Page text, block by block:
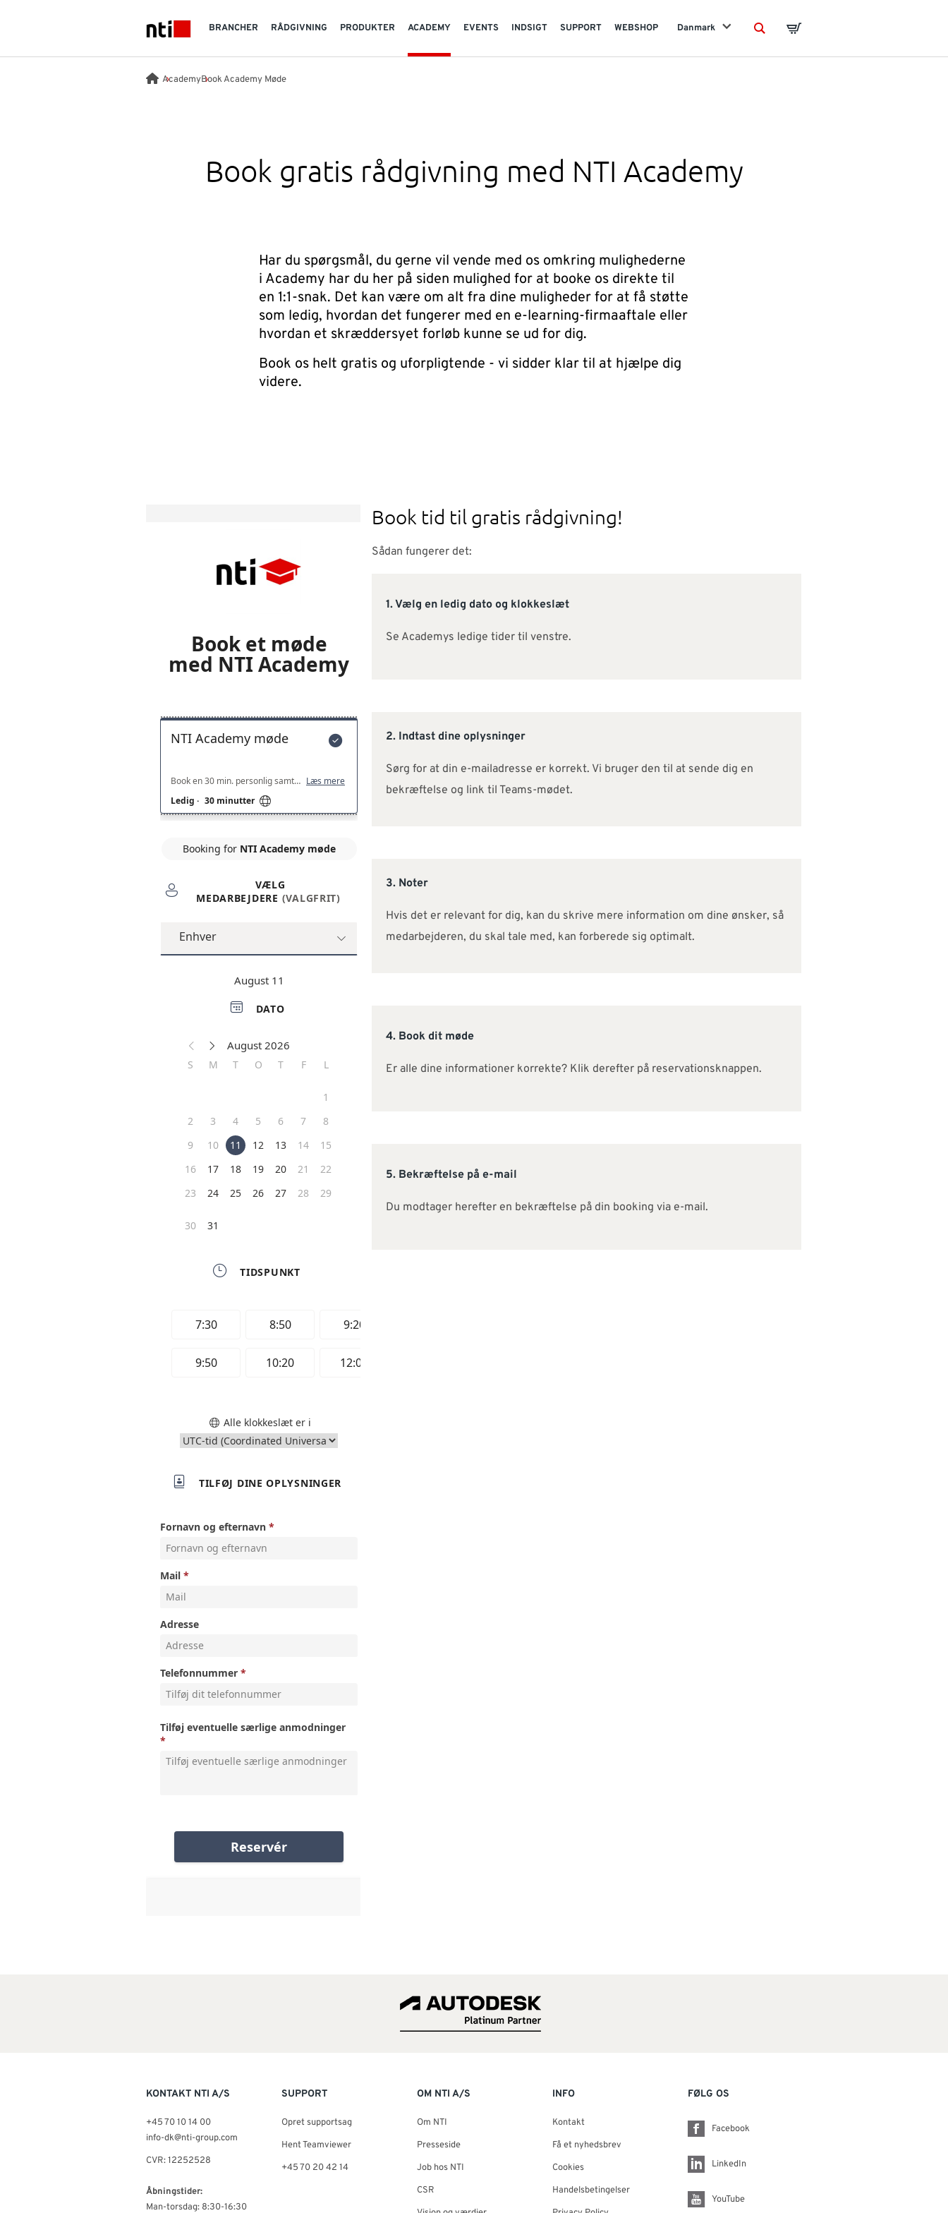
NTI logo
BRANCHER RÅDGIVNING PRODUKTER ACADEMY EVENTS INDSIGT SUPPORT WEBSHOP Danmark
SearchBasket
AcademyBook Academy Møde
Book gratis rådgivning med NTI Academy
Har du spørgsmål, du gerne vil vende med os omkring mulighederne
i Academy har du her på siden mulighed for at booke os direkte til
en 1:1-snak. Det kan være om alt fra dine muligheder for at få støtte
som ledig, hvordan det fungerer med en e-learning-firmaaftale eller
hvordan et skræddersyet forløb kunne se ud for dig.
Book os helt gratis og uforpligtende - vi sidder klar til at hjælpe dig
videre.
Book tid til gratis rådgivning!
Sådan fungerer det:
1. Vælg en ledig dato og klokkeslæt
Se Academys ledige tider til venstre.
2. Indtast dine oplysninger
Sørg for at din e-mailadresse er korrekt. Vi bruger den til at sende dig en
bekræftelse og link til Teams-mødet.
3. Noter
Hvis det er relevant for dig, kan du skrive mere information om dine ønsker, så
medarbejderen, du skal tale med, kan forberede sig optimalt.
4. Book dit møde
Er alle dine informationer korrekte? Klik derefter på reservationsknappen.
5. Bekræftelse på e-mail
Du modtager herefter en bekræftelse på din booking via e-mail.
KONTAKT NTI A/S
+45 70 10 14 00
info-dk@nti-group.com
CVR: 12252528
Åbningstider:
Man-torsdag: 8:30-16:30
SUPPORT
Opret supportsag
Hent Teamviewer
+45 70 20 42 14
OM NTI A/S
Om NTI
Presseside
Job hos NTI
CSR
INFO
Kontakt
Få et nyhedsbrev
Cookies
Handelsbetingelser
FØLG OS
Facebook
LinkedIn
YouTube